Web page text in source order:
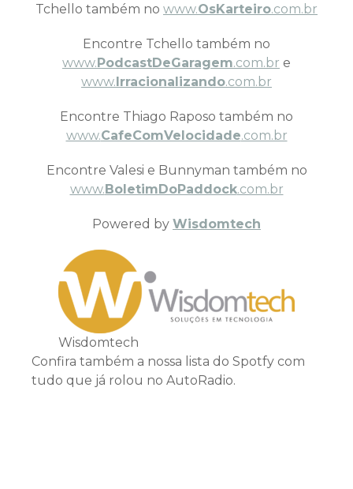
Tchello também no www.OsKarteiro.com.br
Encontre Tchello também no
www.PodcastDeGaragem.com.br e
www.Irracionalizando.com.br
Encontre Thiago Raposo também no
www.CafeComVelocidade.com.br
Encontre Valesi e Bunnyman também no
www.BoletimDoPaddock.com.br
Powered by Wisdomtech
Wisdomtech
Confira também a nossa lista do Spotfy com
tudo que já rolou no AutoRadio.